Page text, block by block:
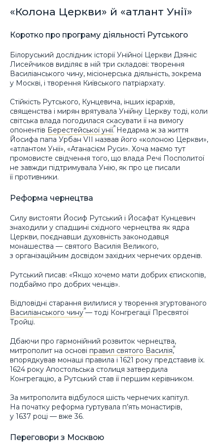
«Колона Церкви» й «атлант Унії»
Коротко про програму діяльності Рутського
Білоруський дослідник історії Унійної Церкви Дзяніс
Лисейчиков виділяє в ній три складові: творення
Василіанського чину, місіонерська діяльність, зокрема
у Москві, і творення Київського патріархату.
Стійкість Рутського, Кунцевича, інших ієрархів,
священства і мирян врятувала Унійну Церкву тоді, коли
світська влада погодилася скасувати її на вимогу
опонентів Берестейської унії. Недарма ж за життя
Йосифа папа Урбан VII назвав його «колоною Церкви»,
«атлантом Унії», «Атанасієм Руси». Хоча маємо тут
промовисте свідчення того, що влада Речі Посполитої
не завжди підтримувала Унію, як про це писали
її противники.
Реформа чернецтва
Силу вистояти Йосиф Рутський і Йосафат Кунцевич
знаходили у спадщині східного чернецтва як ядра
Церкви, поєднавши духовність законодавця
монашества — святого Василія Великого,
з організаційним досвідом західних чернечих орденів.
Рутський писав: «Якщо хочемо мати добрих єпископів,
подбаймо про добрих ченців».
Відповідні старання вилилися у творення згуртованого
Василіанського чину— тоді Конгрегації Пресвятої
Тройці.
Дбаючи про гармонійний розвиток чернецтва,
митрополит на основі правил святого Василія,
впорядкував монаші правила і 1621 року представив їх.
1624 року Апостольська столиця затвердила
Конгрегацію, а Рутський став її першим керівником.
За митрополита відбулося шість чернечих капітул.
На початку реформа гуртувала п’ять монастирів,
у 1637 році — вже 36.
Переговори з Москвою